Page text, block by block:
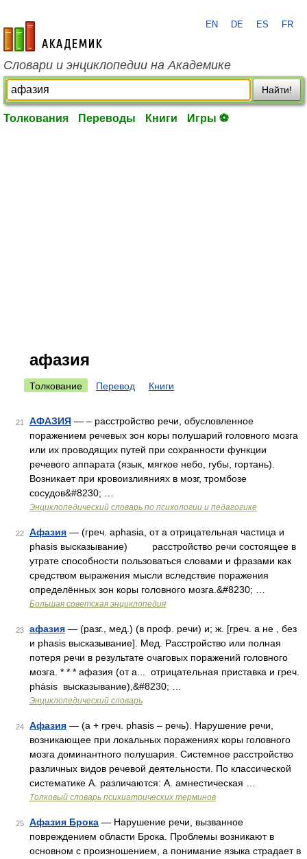
academic.ru
EN DE ES FR
Словари и энциклопедии на Академике
Найти!
Толкования Переводы Книги Игры ⚽
афазия
Толкование Перевод Книги
21 АФАЗИЯ — – расстройство речи, обусловленное
поражением речевых зон коры полушарий головного мозга
или их проводящих путей при сохранности функции
речевого аппарата (язык, мягкое небо, губы, гортань).
Возникает при кровоизлияниях в мозг, тромбозе
сосудов&#8230; …
Энциклопедический словарь по психологии и педагогике
22 Афазия — (греч. aphasia, от а отрицательная частица и
phasis высказывание) расстройство речи состоящее в
утрате способности пользоваться словами и фразами как
средством выражения мысли вследствие поражения
определённых зон коры головного мозга.&#8230; …
Большая советская энциклопедия
23 афазия — (разг., мед.) (в проф. речи) и; ж. [греч. a не , без
и phasis высказывание]. Мед. Расстройство или полная
потеря речи в результате очаговых поражений головного
мозга. * * * афазия (от а... отрицательная приставка и греч.
phásis высказывание),&#8230; …
Энциклопедический словарь
24 Афазия — (а + греч. phasis – речь). Нарушение речи,
возникающее при локальных поражениях коры головного
мозга доминантного полушария. Системное расстройство
различных видов речевой деятельности. По классической
систематике А. различаются: А. амнестическая …
Толковый словарь психиатрических терминов
25 Афазия Брока — Нарушение речи, вызванное
повреждением области Брока. Проблемы возникают в
основном с произношением, а понимание языка страдает в